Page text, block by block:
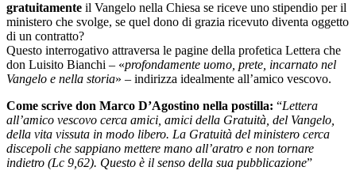
gratuitamente il Vangelo nella Chiesa se riceve uno stipendio per il
ministero che svolge, se quel dono di grazia ricevuto diventa oggetto
di un contratto?
Questo interrogativo attraversa le pagine della profetica Lettera che
don Luisito Bianchi – «profondamente uomo, prete, incarnato nel
Vangelo e nella storia» – indirizza idealmente all’amico vescovo.
Come scrive don Marco D’Agostino nella postilla: “Lettera
all’amico vescovo cerca amici, amici della Gratuità, del Vangelo,
della vita vissuta in modo libero. La Gratuità del ministero cerca
discepoli che sappiano mettere mano all’aratro e non tornare
indietro (Lc 9,62). Questo è il senso della sua pubblicazione”